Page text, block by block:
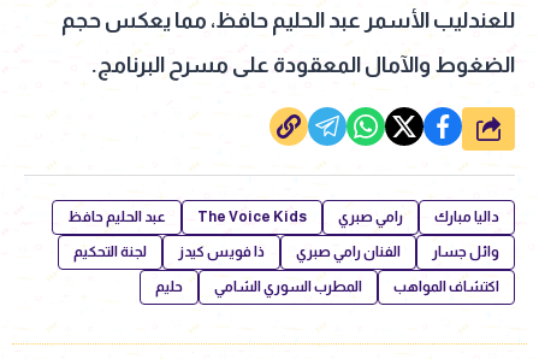
للعندليب الأسمر عبد الحليم حافظ، مما يعكس حجم
الضغوط والآمال المعقودة على مسرح البرنامج.
شارك
داليا مبارك رامي صبري The Voice Kids عبد الحليم حافظ
وائل جسار الفنان رامي صبري ذا فويس كيدز لجنة التحكيم
اكتشاف المواهب المطرب السوري الشامي حليم